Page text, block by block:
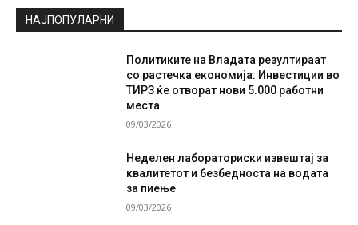
НАЈПОПУЛАРНИ
Политиките на Владата резултираат
со растечка економија: Инвестиции во
ТИРЗ ќе отворат нови 5.000 работни
места
09/03/2026
Неделен лабораториски извештај за
квалитетот и безбедноста на водата
за пиење
09/03/2026